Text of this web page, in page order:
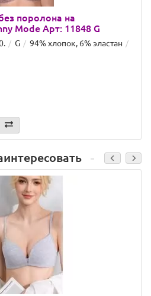
поролона на
Mode Арт: 11848 G
G
94% хлопок, 6% эластан